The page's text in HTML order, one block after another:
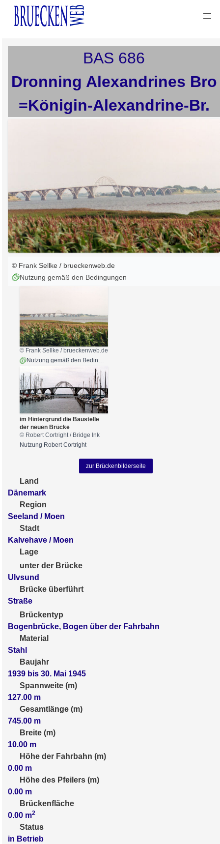
BAS 686
Dronning Alexandrines Bro
=Königin-Alexandrine-Br.
© Frank Sellke / brueckenweb.de
Nutzung gemäß den Bedingungen
© Frank Sellke / brueckenweb.de
im Hintergrund die Baustelle
der neuen Brücke
© Robert Cortright / Bridge Ink
Nutzung Robert Cortright
zur Brückenbilderseite
Land
Dänemark
Region
Seeland / Moen
Stadt
Kalvehave / Moen
Lage
unter der Brücke
Ulvsund
Brücke überführt
Straße
Brückentyp
Bogenbrücke, Bogen über der Fahrbahn
Material
Stahl
Baujahr
1939 bis 30. Mai 1945
Spannweite (m)
127.00 m
Gesamtlänge (m)
745.00 m
Breite (m)
10.00 m
Höhe der Fahrbahn (m)
0.00 m
Höhe des Pfeilers (m)
0.00 m
Brückenfläche
0.00 m2
Status
in Betrieb